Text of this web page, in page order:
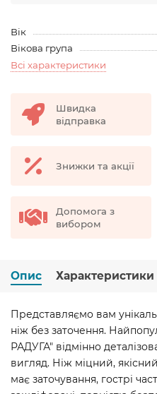
Вік
Вікова група
Всі характеристики
Швидка
відправка
Знижки та акції
Допомога з
вибором
Опис Характеристики
Представляємо вам
ніж без заточення.
РАДУГА" відмінно
вигляд. Ніж міцний,
має заточування, гострі